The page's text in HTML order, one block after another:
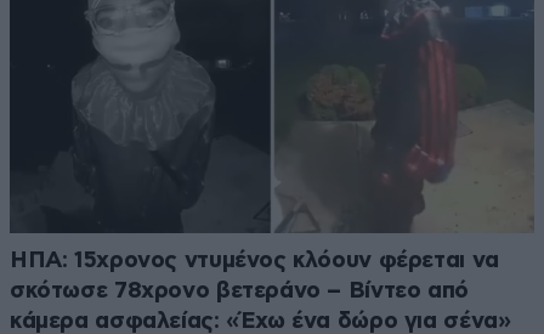
ΗΠΑ: 15χρονος ντυμένος κλόουν φέρεται να
σκότωσε 78χρονο βετεράνο – Βίντεο από
κάμερα ασφαλείας: «Έχω ένα δώρο για σένα»